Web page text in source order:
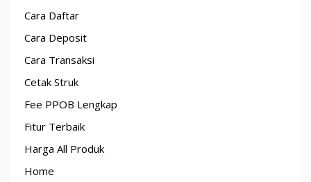
Cara Daftar
Cara Deposit
Cara Transaksi
Cetak Struk
Fee PPOB Lengkap
Fitur Terbaik
Harga All Produk
Home